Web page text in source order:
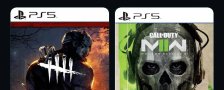
ARS 11.000,00
through
ARS 15.000,00
This
product
has
multiple
variants.
The
Price
through
ARS
This
product
has
multiple
variants.
The